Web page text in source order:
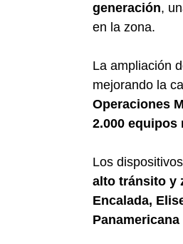
generación,
en la zona.
La ampliación
mejorando la
Operaciones
2.000 equipos
Los
alto tránsito y
Encalada,